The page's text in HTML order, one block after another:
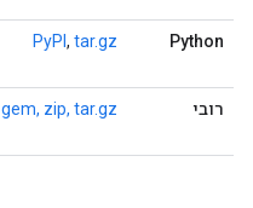
Python
PyPI , tar.gz
רובי gem, zip, tar.gz